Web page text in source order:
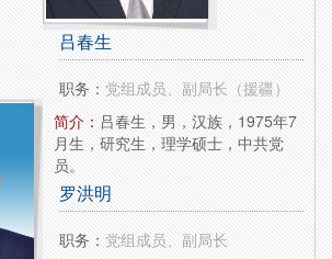
吕春生
职务：党组成员、副局长（援疆）
简介：吕春生，男，汉族，1975年7
月生，研究生，理学硕士，中共党
员。
罗洪明
职务：党组成员、副局长